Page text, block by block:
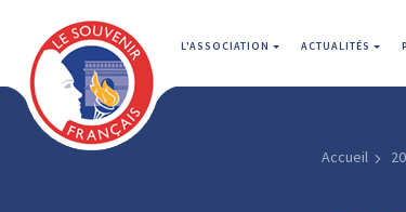
L'ASSOCIATION ACTUALITÉS
Accueil